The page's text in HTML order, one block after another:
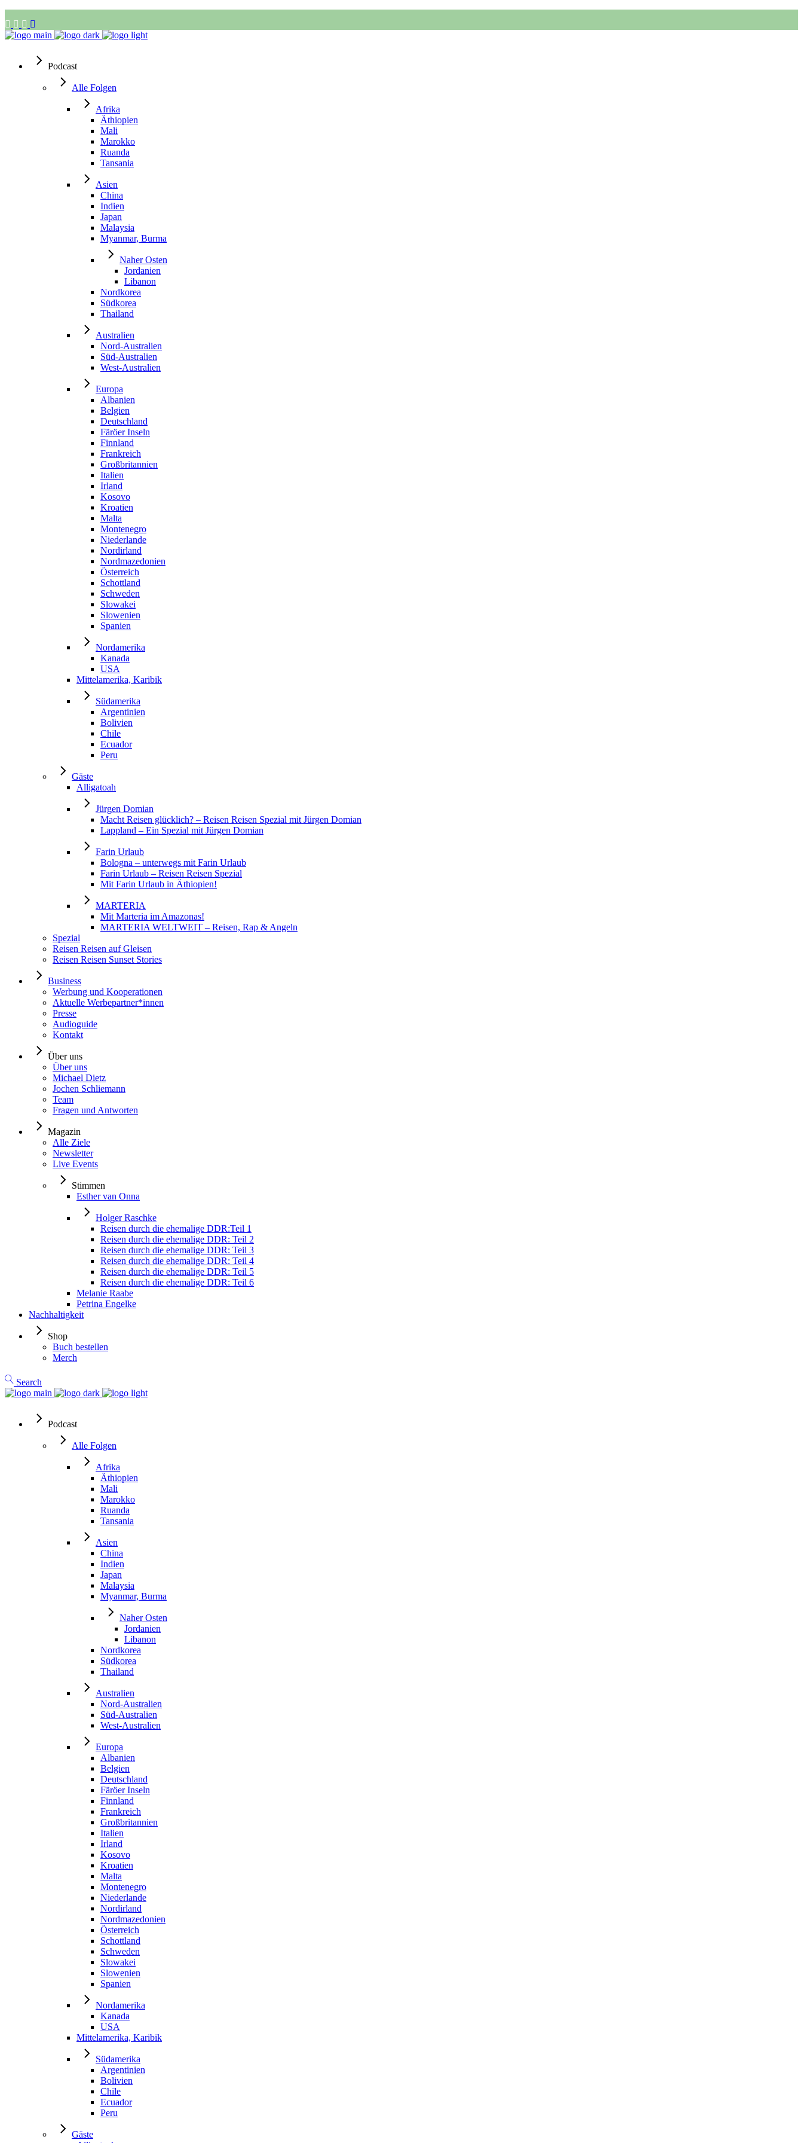
Podcast
Alle Folgen
Afrika
Äthiopien
Mali
Marokko
Ruanda
Tansania
Asien
China
Indien
Japan
Malaysia
Myanmar, Burma
Naher Osten
Jordanien
Libanon
Nordkorea
Südkorea
Thailand
Australien
Nord-Australien
Süd-Australien
West-Australien
Europa
Albanien
Belgien
Deutschland
Färöer Inseln
Finnland
Frankreich
Großbritannien
Italien
Irland
Kosovo
Kroatien
Malta
Montenegro
Niederlande
Nordirland
Nordmazedonien
Österreich
Schottland
Schweden
Slowakei
Slowenien
Spanien
Nordamerika
Kanada
USA
Mittelamerika, Karibik
Südamerika
Argentinien
Bolivien
Chile
Ecuador
Peru
Gäste
Alligatoah
Jürgen Domian
Macht Reisen glücklich? – Reisen Reisen Spezial mit Jürgen Domian
Lappland – Ein Spezial mit Jürgen Domian
Farin Urlaub
Bologna – unterwegs mit Farin Urlaub
Farin Urlaub – Reisen Reisen Spezial
Mit Farin Urlaub in Äthiopien!
MARTERIA
Mit Marteria im Amazonas!
MARTERIA WELTWEIT – Reisen, Rap & Angeln
Spezial
Reisen Reisen auf Gleisen
Reisen Reisen Sunset Stories
Business
Werbung und Kooperationen
Aktuelle Werbepartner*innen
Presse
Audioguide
Kontakt
Über uns
Über uns
Michael Dietz
Jochen Schliemann
Team
Fragen und Antworten
Magazin
Alle Ziele
Newsletter
Live Events
Stimmen
Esther van Onna
Holger Raschke
Reisen durch die ehemalige DDR:Teil 1
Reisen durch die ehemalige DDR: Teil 2
Reisen durch die ehemalige DDR: Teil 3
Reisen durch die ehemalige DDR: Teil 4
Reisen durch die ehemalige DDR: Teil 5
Reisen durch die ehemalige DDR: Teil 6
Melanie Raabe
Petrina Engelke
Nachhaltigkeit
Shop
Buch bestellen
Merch
Search
Podcast
Alle Folgen
Afrika
Äthiopien
Mali
Marokko
Ruanda
Tansania
Asien
China
Indien
Japan
Malaysia
Myanmar, Burma
Naher Osten
Jordanien
Libanon
Nordkorea
Südkorea
Thailand
Australien
Nord-Australien
Süd-Australien
West-Australien
Europa
Albanien
Belgien
Deutschland
Färöer Inseln
Finnland
Frankreich
Großbritannien
Italien
Irland
Kosovo
Kroatien
Malta
Montenegro
Niederlande
Nordirland
Nordmazedonien
Österreich
Schottland
Schweden
Slowakei
Slowenien
Spanien
Nordamerika
Kanada
USA
Mittelamerika, Karibik
Südamerika
Argentinien
Bolivien
Chile
Ecuador
Peru
Gäste